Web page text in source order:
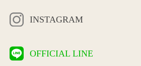
INSTAGRAM
OFFICIAL LINE